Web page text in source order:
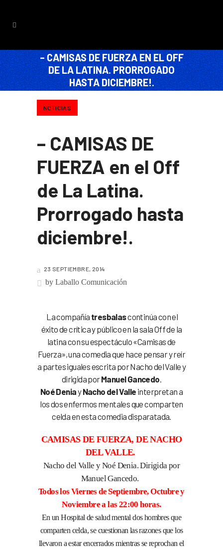
– CAMISAS DE FUERZA EN EL OFF
DE LA LATINA. PRORROGADO
HASTA DICIEMBRE!.
NOTICIAS
– CAMISAS DE
FUERZA en el Off
de La Latina.
Prorrogado hasta
diciembre!.
23 SEPTIEMBRE, 2014
by Laballo Comunicación
La compañía tresbalascontinúa con el
éxito de crítica y público en la sala Off de la
latina con su espectáculo «Camisas de
Fuerza», una comedia que hace pensar y reír
a partes iguales escrita por Nacho del Valle y
dirigida porManuel Gancedo
Noé DeniayNacho del Valle interpretan a
los dos enfermos mentales que comparten
celda en esta comedia disparatada.
CAMISAS DE FUERZA, DE NACHO
DEL VALLE.
Nacho del Valle y Noé Denia. Dirigida por
Manuel Gancedo.
Todos los Viernes de Septiembre, Octubre y
Noviembre a las 22:00 horas.
En un Hospital de salud mental dos hombres que
comparten celda, se cuestionan las razones que los
llevaron a estar encerrados mientras se reprochan el